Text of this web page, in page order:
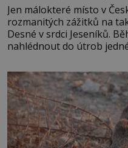
Jen málokteré místo v
rozmanitých zážitků na
Desné v srdci Jeseníků.
nahlédnout do útrob
se na koloběžce a den
Velkých Losinách nebo v